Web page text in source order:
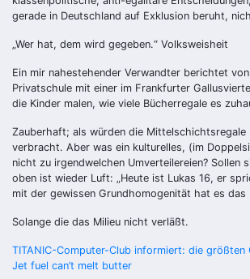
gerade in Deutschland auf Exklusion beruht,
„Wer hat, dem wird gegeben.“ Volksweisheit
Ein mir nahestehender Verwandter berichtet
Privatschule mit einer im Frankfurter
die Kinder malen, wie viele Bücherregale es
Zauberhaft; als würden die
verbracht. Aber was ein kulturelles, (im
nicht zu irgendwelchen Umverteilereien?
oben ist wieder Luft: „Heute ist Lukas 16, er
mit der gewissen Grundhomogenität hat es das
Solange die das Milieu nicht verläßt.
Beitragsnavigation
TITANIC-Computer-Club informiert: die größten
Jet fuel can’t melt butter